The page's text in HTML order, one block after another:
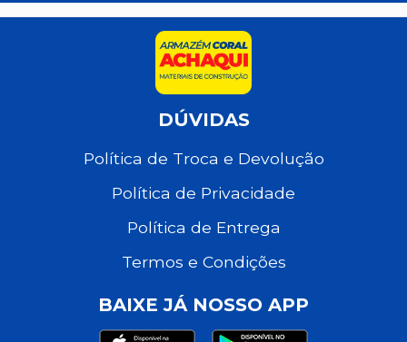
DÚVIDAS
Política de Troca e Devolução
Política de Privacidade
Política de Entrega
Termos e Condições
BAIXE JÁ NOSSO APP